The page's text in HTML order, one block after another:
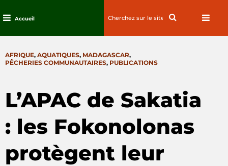
contenu
Accueil
Search
CATEGORIES
AFRIQUE, AQUATIQUES, MADAGASCAR,
PÊCHERIES COMMUNAUTAIRES, PUBLICATIONS
L’APAC de Sakatia
: les Fokonolonas
protègent leur